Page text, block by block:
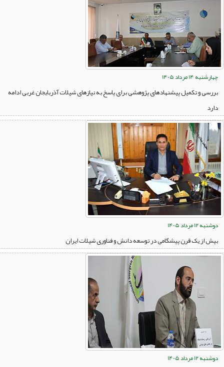
چهارشنبه 14 مرداد 1405
بررسی و تکمیل پیشنهادهای پژوهشی برای پاسخ به نیازهای شیلات آذربایجان غربی ادامه
دارد
دوشنبه 12 مرداد 1405
بیش از یک قرن پیشگامی در توسعه دانش و فناوری شیلات ایران
دوشنبه 12 مرداد 1405